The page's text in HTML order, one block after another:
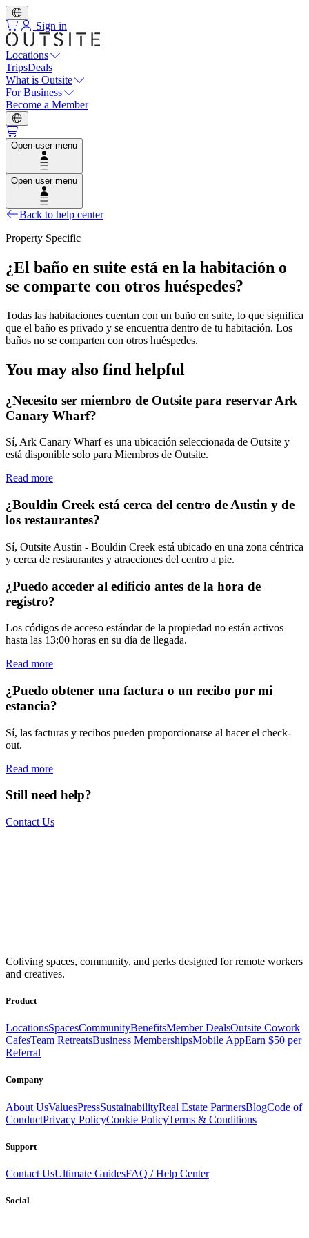
Sign in
Locations
TripsDeals
What is Outsite
For Business
Become a Member
Open user menu
Open user menu
Back to help center
Property Specific
¿El baño en suite está en la habitación o
se comparte con otros huéspedes?
Todas las habitaciones cuentan con un baño en suite, lo que significa
que el baño es privado y se encuentra dentro de tu habitación. Los
baños no se comparten con otros huéspedes.
You may also find helpful
¿Necesito ser miembro de Outsite para reservar Ark
Canary Wharf?
Sí, Ark Canary Wharf es una ubicación seleccionada de Outsite y
está disponible solo para Miembros de Outsite.
Read more
¿Bouldin Creek está cerca del centro de Austin y de
los restaurantes?
Sí, Outsite Austin - Bouldin Creek está ubicado en una zona céntrica
y cerca de restaurantes y atracciones del centro a pie.
¿Puedo acceder al edificio antes de la hora de
registro?
Los códigos de acceso estándar de la propiedad no están activos
hasta las 13:00 horas en su día de llegada.
Read more
¿Puedo obtener una factura o un recibo por mi
estancia?
Sí, las facturas y recibos pueden proporcionarse al hacer el check-
out.
Read more
Still need help?
Contact Us
equipped with everything you need to be comfortable and
productive.
Coliving spaces, community, and perks designed for remote workers
and creatives.
Product
LocationsSpacesCommunityBenefitsMember DealsOutsite Cowork
CafesTeam RetreatsBusiness MembershipsMobile AppEarn $50 per
Referral
Company
About UsValuesPressSustainabilityReal Estate PartnersBlogCode of
ConductPrivacy PolicyCookie PolicyTerms & Conditions
Support
Contact UsUltimate GuidesFAQ / Help Center
Social